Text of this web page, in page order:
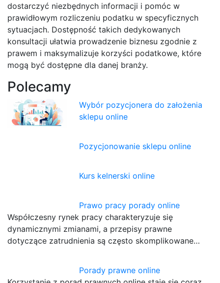
dostarczyć niezbędnych informacji i pomóc w
prawidłowym rozliczeniu podatku w specyficznych
sytuacjach. Dostępność takich dedykowanych
konsultacji ułatwia prowadzenie biznesu zgodnie z
prawem i maksymalizuje korzyści podatkowe, które
mogą być dostępne dla danej branży.
Polecamy
Wybór pozycjonera do założenia
sklepu online
Pozycjonowanie sklepu online
Kurs kelnerski online
Prawo pracy porady online
Współczesny rynek pracy charakteryzuje się
dynamicznymi zmianami, a przepisy prawne
dotyczące zatrudnienia są często skomplikowane…
Porady prawne online